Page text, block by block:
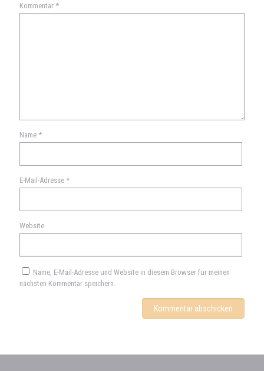
Kommentar *
Name *
E-Mail-Adresse *
Website
Name, E-Mail-Adresse und Website in diesem Browser für meinen
nächsten Kommentar speichern.